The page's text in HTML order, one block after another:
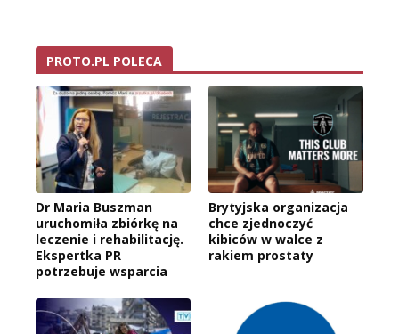
PROTO.PL POLECA
Dr Maria Buszman
uruchomiła zbiórkę na
leczenie i rehabilitację.
Ekspertka PR
potrzebuje wsparcia
Brytyjska organizacja
chce zjednoczyć
kibiców w walce z
rakiem prostaty